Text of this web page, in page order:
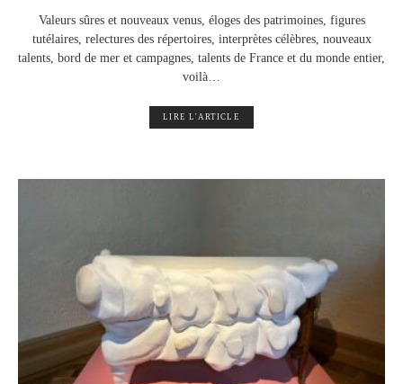
Valeurs sûres et nouveaux venus, éloges des patrimoines, figures
tutélaires, relectures des répertoires, interprètes célèbres, nouveaux
talents, bord de mer et campagnes, talents de France et du monde entier,
voilà…
LIRE L'ARTICLE